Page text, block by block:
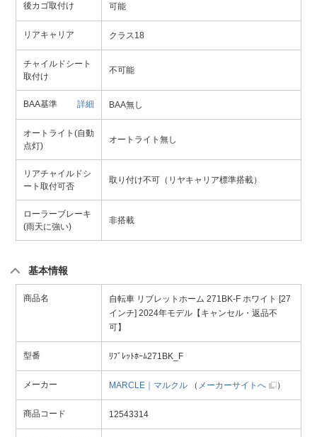
後カゴ取付け 可能
リアキャリア クラス18
チャイルドシート
取付け
不可能
BAA基準 詳細 BAA無し
オートライト(自動
点灯)
オートライト無し
リアチャイルドシ
ート取付可否
取り付け不可（リヤキャリア標準搭載）
ローラーブレーキ
(雨天に強い)
非搭載
基本情報
商品名
自転車 リブレットホーム 271BK-F ホワイト [27
インチ] 2024年モデル【キャンセル・返品不
可】
型番 ﾘﾌﾞﾚｯﾄﾎｰﾑ271BK_F
メーカー MARCLE｜マルクル （ メーカーサイトへ ）
商品コード 12543314